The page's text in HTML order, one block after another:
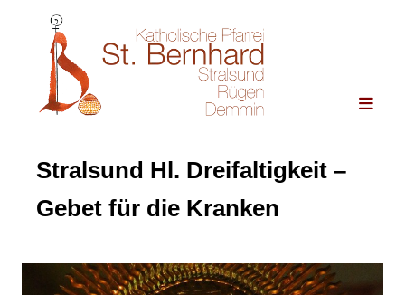
Stralsund Hl. Dreifaltigkeit –
Gebet für die Kranken